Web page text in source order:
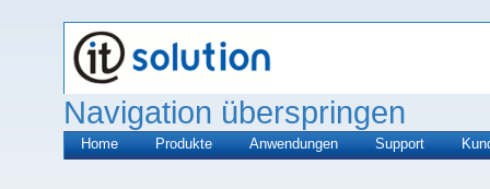
Navigation überspringen
Home Produkte Anwendungen Support